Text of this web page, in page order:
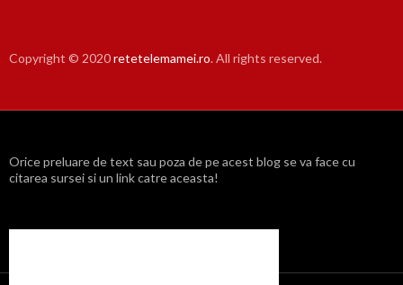
Copyright © 2020retetelemamei.ro. All rights reserved.
Orice preluare de text sau poza de pe acest blog se va face cu
citarea sursei si un link catre aceasta!